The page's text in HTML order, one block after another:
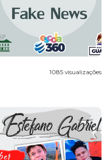
1085 visualizações